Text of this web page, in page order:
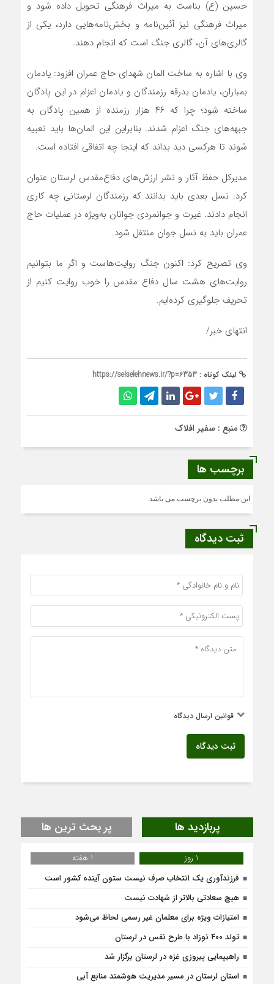
حسین (ع) بناست به میراث فرهنگی تحویل داده شود و
میراث فرهنگی نیز آئین‌نامه و بخش‌نامه‌هایی دارد، یکی از
گالری‌های آن، گالری جنگ است که انجام دهند.
وی با اشاره به ساخت المان شهدای حاج عمران افزود: یادمان
بمباران، یادمان بدرقه رزمندگان و یادمان اعزام در این پادگان
ساخته شود؛ چرا که ۴۶ هزار رزمنده از همین پادگان به
جبهه‌های جنگ اعزام شدند. بنابراین این المان‌ها باید تعبیه
شوند تا هرکسی دید بداند که اینجا چه اتفاقی افتاده است.
مدیرکل حفظ آثار و نشر ارزش‌های دفاع‌مقدس لرستان عنوان
کرد: نسل بعدی باید بدانند که رزمندگان لرستانی چه کاری
انجام دادند. غیرت و جوانمردی جوانان به‌ویژه در عملیات حاج
عمران باید به نسل جوان منتقل شود.
وی تصریح کرد: اکنون جنگ روایت‌هاست و اگر ما بتوانیم
روایت‌های هشت سال دفاع مقدس را خوب روایت کنیم از
تحریف جلوگیری کرده‌ایم.
انتهای خبر/
لینک کوتاه : https://selselehnews.ir/?p=6353
منبع : سفیر افلاک
برچسب ها
این مطلب بدون برچسب می باشد.
ثبت دیدگاه
قوانین ارسال دیدگاه
ثبت دیدگاه
پربازدید ها پر بحث ترین ها
1 روز
1 هفته
فرزندآوری یک انتخاب صرف نیست ستون آینده کشور است
هیچ سعادتی بالاتر از شهادت نیست
امتیازات ویژه برای معلمان غیر رسمی لحاظ می‌شود
تولد ۴۰۰ نوزاد با طرح نفس در لرستان
راهیپمایی پیروزی غزه در لرستان برگزار شد
استان لرستان در مسیر مدیریت هوشمند منابع آبی